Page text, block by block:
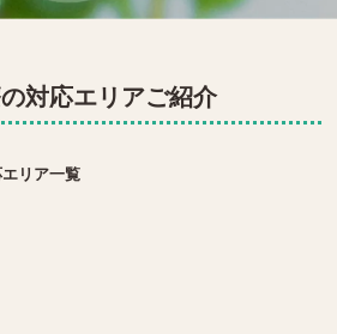
対応エリアご紹介
リア一覧